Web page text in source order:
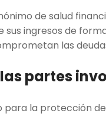
de salud
ingresos de
las
partes
para la protección